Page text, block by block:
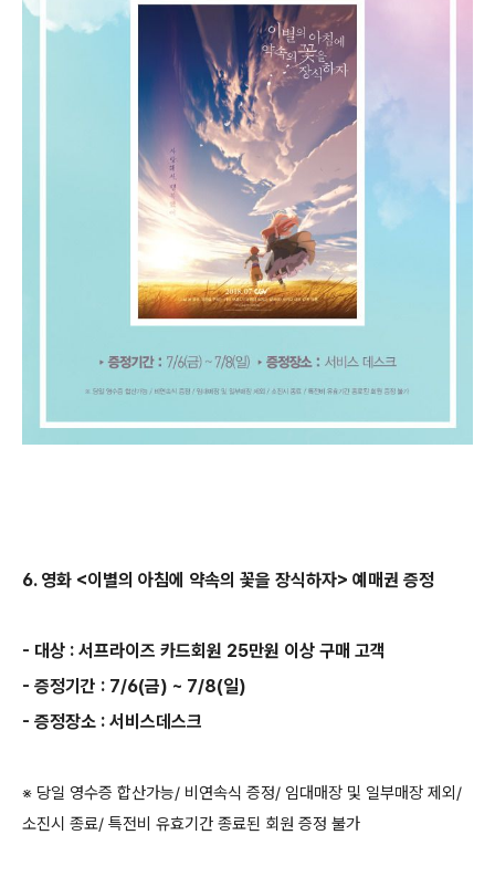
6. 영화 <이별의 아침에 약속의 꽃을 장식하자> 예매권 증정
- 대상 : 서프라이즈 카드회원 25만원 이상 구매 고객
- 증정기간 : 7/6(금) ~ 7/8(일)
- 증정장소 : 서비스데스크
※ 당일 영수증 합산가능/ 비연속식 증정/ 임대매장 및 일부매장 제외/
소진시 종료/ 특전비 유효기간 종료된 회원 증정 불가